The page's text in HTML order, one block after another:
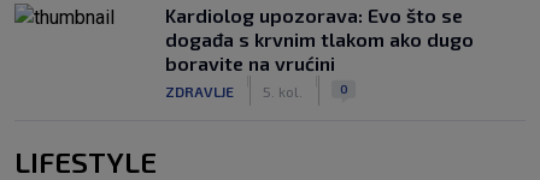
Kardiolog upozorava: Evo što se
događa s krvnim tlakom ako dugo
boravite na vrućini
ZDRAVLJE 5. kol. 0
LIFESTYLE